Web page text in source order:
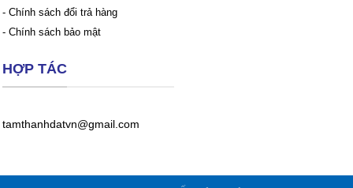
- Chính sách đổi trả hàng
- Chính sách bảo mật
HỢP TÁC
tamthanhdatvn@gmail.com